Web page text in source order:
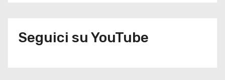
Seguici su YouTube